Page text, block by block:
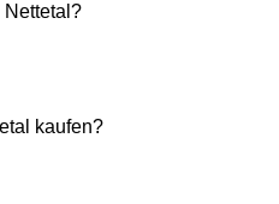
kaufen?